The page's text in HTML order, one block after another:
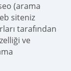
(arama
siteniz
tarafından
ve